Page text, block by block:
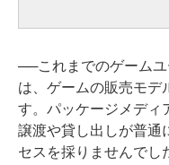
──これまでのゲーム
は、ゲームの販売モデ
す。パッケージメディ
譲渡や貸し出しが普通
セスを採りませんでし